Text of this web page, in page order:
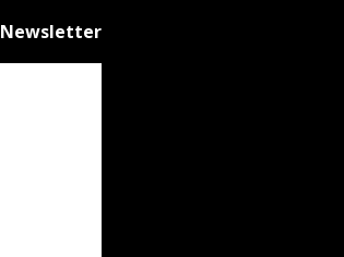
Newsletter